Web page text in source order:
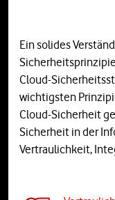
Ein solides
Cloud-
wichtigsten
Cloud-Sicherheit
Sicherheit in der
Vertraulichkeit,